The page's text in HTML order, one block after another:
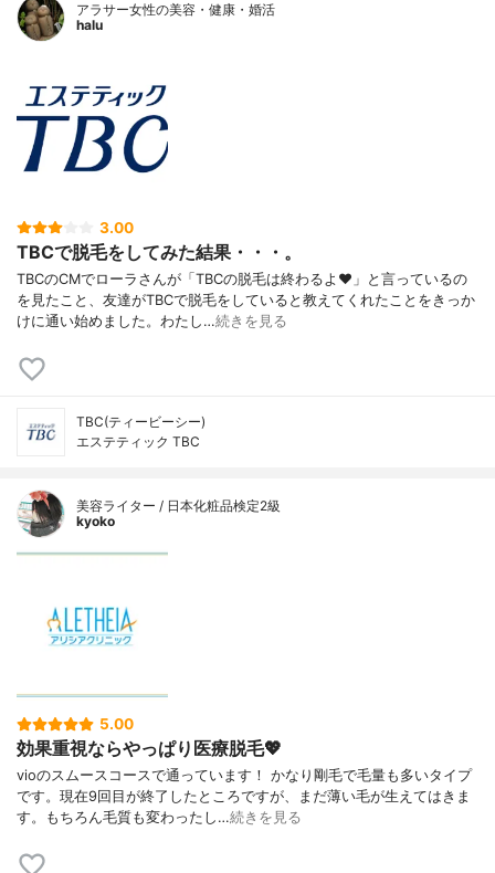
アラサー女性の美容・健康・婚活
halu
3.00
TBCで脱毛をしてみた結果・・・。
TBCのCMでローラさんが「TBCの脱毛は終わるよ♥」と言っているの
を見たこと、友達がTBCで脱毛をしていると教えてくれたことをきっか
けに通い始めました。わたし…続きを見る
TBC(ティービーシー)
エステティック TBC
美容ライター / 日本化粧品検定2級
kyoko
5.00
効果重視ならやっぱり医療脱毛💖
vioのスムースコースで通っています！ かなり剛毛で毛量も多いタイプ
です。現在9回目が終了したところですが、まだ薄い毛が生えてはきま
す。もちろん毛質も変わったし…続きを見る